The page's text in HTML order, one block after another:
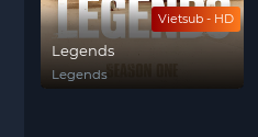
Vietsub - HD
Legends
Legends